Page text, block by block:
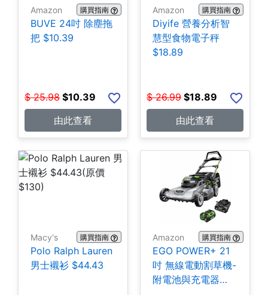
Amazon 購買指南
BUVE 24吋 除塵拖
把 $10.39
$ 25.98 $10.39
由此查看
Amazon 購買指南
Diyife 營養分析智
慧型食物電子秤
$18.89
$ 26.99 $18.89
由此查看
Macy's 購買指南
Polo Ralph Lauren
男士襯衫 $44.43
Amazon 購買指南
EGO POWER+ 21
吋 無線電動割草機-
附電池與充電器